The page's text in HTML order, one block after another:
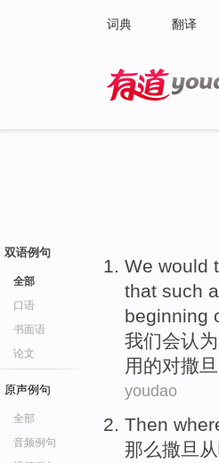
词典 翻译
双语例句
全部
口语
书面语
论文
原声例句
全部
音频例句
We would
that such a
beginning
我们会认为
用的对撒旦
youdao
Then
那么撒旦 从